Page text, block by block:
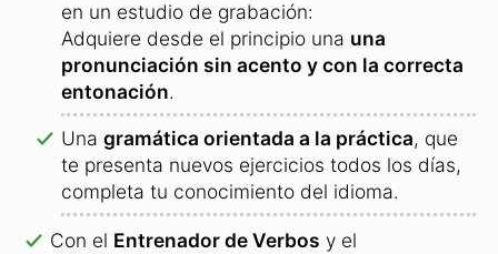
en un estudio de grabación:
Adquiere desde el principio una una
pronunciación sin acento y con la correcta
entonación.
Una gramática orientada a la práctica, que
te presenta nuevos ejercicios todos los días,
completa tu conocimiento del idioma.
Con el Entrenador de Verbos y el